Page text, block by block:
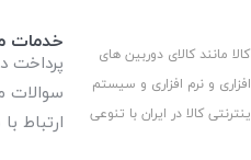
مانند کالای دوربین های
و نرم افزاری و سیستم
کالا در ایران با تنوعی
خدمات
پرداخت
سوالات
ارتباط